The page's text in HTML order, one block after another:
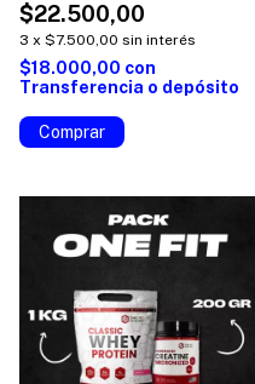
$22.500,00
3 x $7.500,00 sin interés
$18.000,00 con
Transferencia o depósito